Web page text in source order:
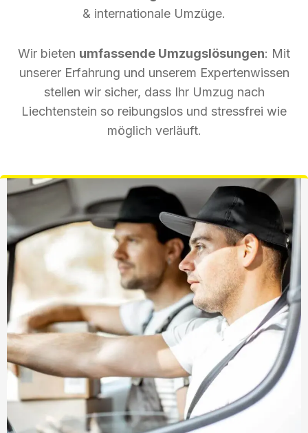
& internationale Umzüge.
Wir bieten umfassende Umzugslösungen: Mit
unserer Erfahrung und unserem Expertenwissen
stellen wir sicher, dass Ihr Umzug nach
Liechtenstein so reibungslos und stressfrei wie
möglich verläuft.